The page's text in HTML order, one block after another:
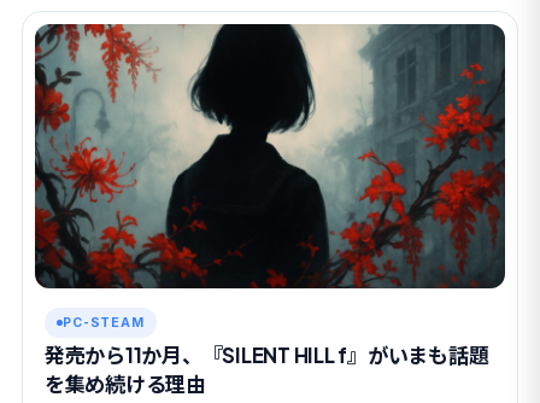
PC-STEAM
発売から11か月、『SILENT HILL f』がいまも話題
を集め続ける理由